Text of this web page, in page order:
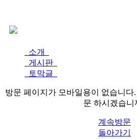
소개
게시판
토막글
방문 페이지가 모바일용이 없습니
문 하시겠습니
계속방문
돌아가기